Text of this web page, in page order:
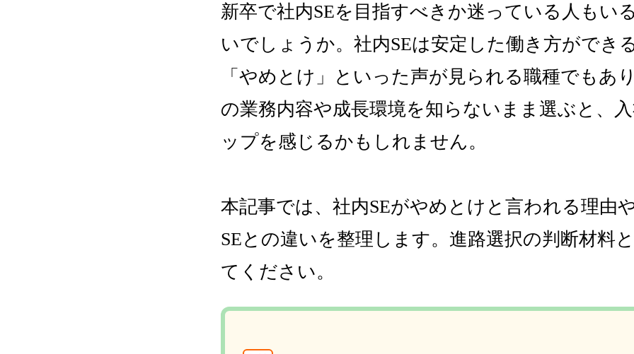
新卒で社内SEを目指すべきか迷っている人もい
いでしょうか。社内SEは安定した働き方ができ
「やめとけ」といった声が見られる職種でもあ
の業務内容や成長環境を知らないまま選ぶと、
ップを感じるかもしれません。
本記事では、社内SEがやめとけと言われる理由
SEとの違いを整理します。進路選択の判断材料
てください。